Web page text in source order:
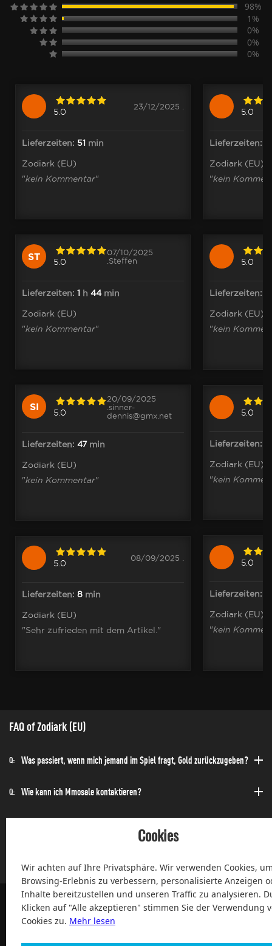
98%
1%
0%
0%
0%
5.0
23/12/2025 .
Lieferzeiten: 51 min
Zodiark (EU)
"kein Kommentar"
ST 5.0
07/10/2025
.Steffen
Lieferzeiten: 1 h 44min
Zodiark (EU)
"kein Kommentar"
SI
5.0
20/09/2025
.sinner-
dennis@gmx.net
Lieferzeiten: 47min
Zodiark (EU)
"kein Kommentar"
5.0
08/09/2025 .
Lieferzeiten: 8 min
Zodiark (EU)
"Sehr zufrieden mit dem Artikel."
5.0
Lieferzeiten:
Zodiark (EU)
"kein
5.0
Lieferzeiten:
Zodiark (EU)
"kein
5.0
Lieferzeiten:
Zodiark (EU)
"kein
5.0
Lieferzeiten:
Zodiark (EU)
"kein
FAQ of Zodiark (EU)
Q: Was passiert, wenn mich jemand im Spiel fragt, Gold zurückzugeben?
Q: Wie kann ich Mmosale kontaktieren?
Cookies
Wir achten auf Ihre Privatsphäre. Wir verwenden Cookies,
Browsing-Erlebnis zu verbessern, personalisierte Anzeigen
Inhalte bereitzustellen und unseren Traffic zu analysieren.
Klicken auf "Alle akzeptieren" stimmen Sie der Verwendung
Cookies zu. Mehr lesen
100% Zufriedenheit und After-Sale Garantie Service seit 2004